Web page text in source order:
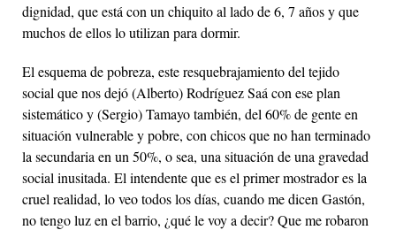
dignidad, que está con un chiquito al lado de 6, 7 años y que
muchos de ellos lo utilizan para dormir.
El esquema de pobreza, este resquebrajamiento del tejido
social que nos dejó (Alberto) Rodríguez Saá con ese plan
sistemático y (Sergio) Tamayo también, del 60% de gente en
situación vulnerable y pobre, con chicos que no han terminado
la secundaria en un 50%, o sea, una situación de una gravedad
social inusitada. El intendente que es el primer mostrador es la
cruel realidad, lo veo todos los días, cuando me dicen Gastón,
no tengo luz en el barrio, ¿qué le voy a decir? Que me robaron